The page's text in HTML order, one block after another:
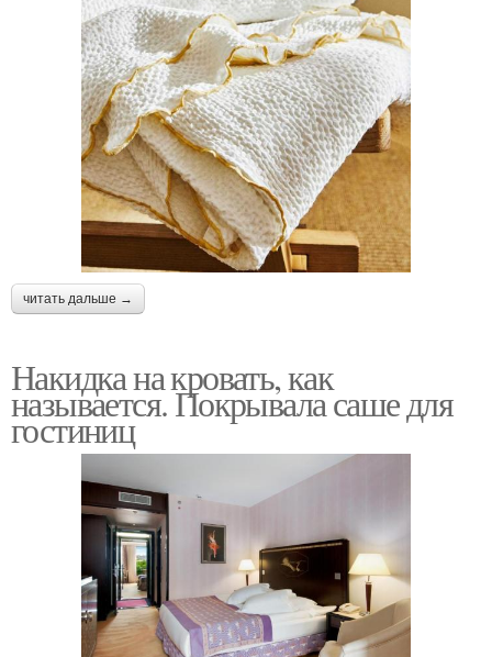
читать дальше →
Накидка на кровать, как
называется. Покрывала саше для
гостиниц